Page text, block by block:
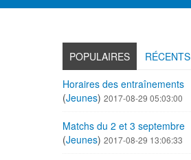
POPULAIRES
RÉCENTS
Horaires des entraînements
(Jeunes) 2017-08-29 05:03:00
Matchs du 2 et 3 septembre
(Jeunes) 2017-08-29 13:06:33